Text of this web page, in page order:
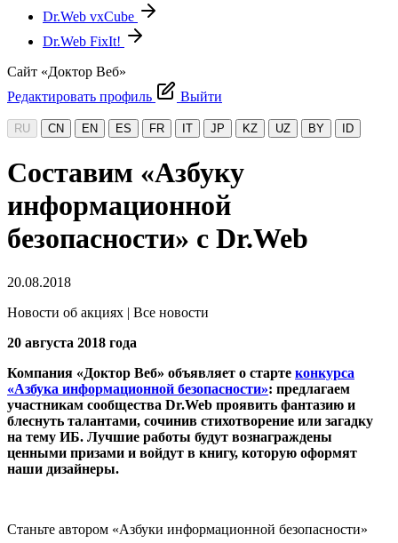
Dr.Web vxCube
Dr.Web FixIt!
Сайт «Доктор Веб»
Редактировать профиль
Выйти
RU CN EN ES FR IT JP KZ UZ BY ID
Составим «Азбуку
информационной
безопасности» с Dr.Web
20.08.2018
Новости об акциях | Все новости
20 августа 2018 года
Компания «Доктор Веб» объявляет о старте конкурса
«Азбука информационной безопасности»: предлагаем
участникам сообщества Dr.Web проявить фантазию и
блеснуть талантами, сочинив стихотворение или загадку
на тему ИБ. Лучшие работы будут вознаграждены
ценными призами и войдут в книгу, которую оформят
наши дизайнеры.
Станьте автором «Азбуки информационной безопасности»